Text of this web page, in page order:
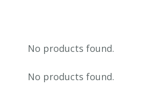
No products found.
No products found.